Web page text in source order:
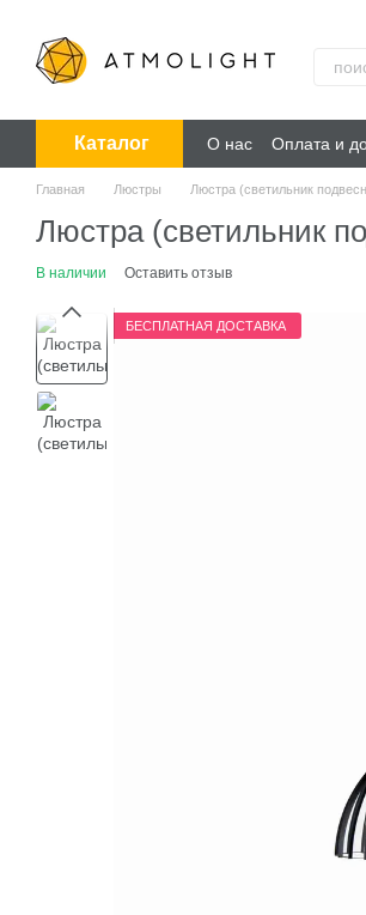
Каталог О нас Оплата и
Главная Люстры Люстра (светильник
Люстра (светильник
В наличии Оставить отзыв
БЕСПЛАТНАЯ ДОСТАВКА